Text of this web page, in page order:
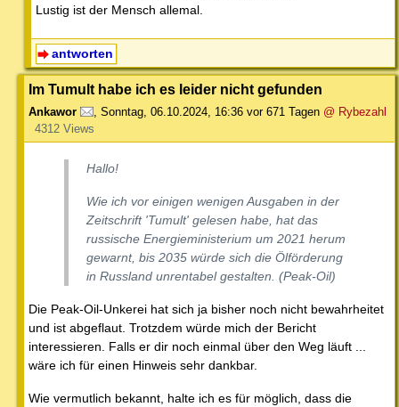
Lustig ist der Mensch allemal.
antworten
Im Tumult habe ich es leider nicht gefunden
Ankawor , Sonntag, 06.10.2024, 16:36 vor 671 Tagen @ Rybezahl
4312 Views
Hallo!
Wie ich vor einigen wenigen Ausgaben in der
Zeitschrift 'Tumult' gelesen habe, hat das
russische Energieministerium um 2021 herum
gewarnt, bis 2035 würde sich die Ölförderung
in Russland unrentabel gestalten. (Peak-Oil)
Die Peak-Oil-Unkerei hat sich ja bisher noch nicht bewahrheitet
und ist abgeflaut. Trotzdem würde mich der Bericht
interessieren. Falls er dir noch einmal über den Weg läuft ...
wäre ich für einen Hinweis sehr dankbar.
Wie vermutlich bekannt, halte ich es für möglich, dass die